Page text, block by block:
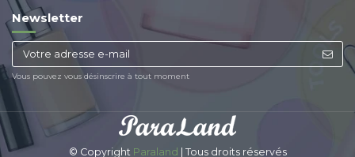
Newsletter
Vous pouvez vous désinscrire à tout moment
© Copyright Paraland | Tous droits réservés